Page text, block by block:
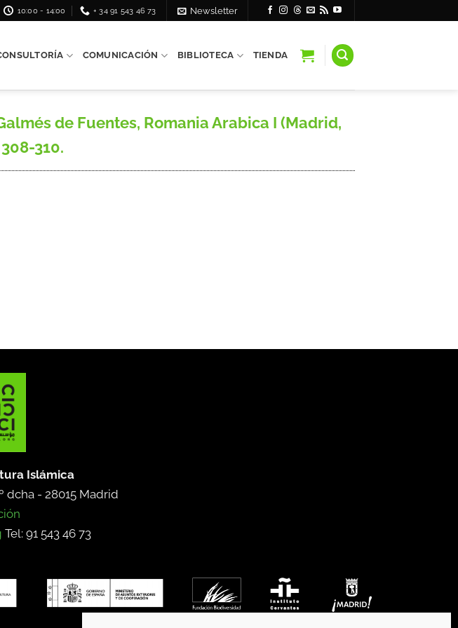
10:00 - 14:00 + 34 91 543 46 73 Newsletter
COMUNICACIÓN BIBLIOTECA TIENDA
de Fuentes, Romania Arabica I (Madrid,
310.
Islámica
dcha - 28015 Madrid
Tel: 91 543 46 73